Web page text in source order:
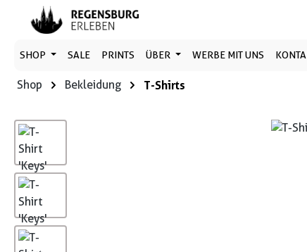
Hauptinhalt springen
Zur Suche springen
Zur Hauptnavigation springen
SHOP SALE PRINTS ÜBER WERBE MIT UNS
Shop Bekleidung T-Shirts
Bildergalerie überspringen